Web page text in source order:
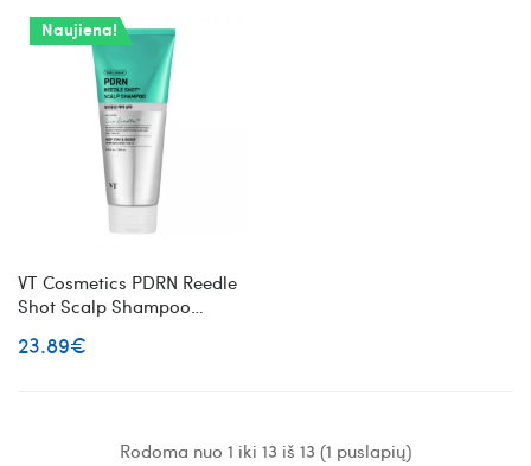
Naujiena!
VT Cosmetics PDRN Reedle
Shot Scalp Shampoo
mikroadatėlėmis
23.89€
Rodoma nuo 1 iki 13 iš 13 (1 puslapių)